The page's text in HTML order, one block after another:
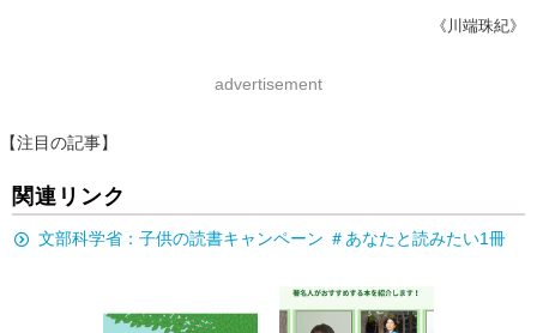
《川端珠紀》
advertisement
【注目の記事】
関連リンク
文部科学省：子供の読書キャンペーン ＃あなたと読みたい1冊